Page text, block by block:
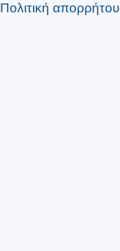
Πολιτική απορρήτου